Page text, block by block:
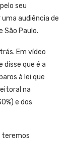
seu
audiência de
São Paulo.
Em vídeo
que é a
à lei que
na
e dos
teremos